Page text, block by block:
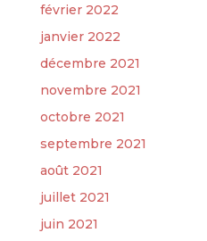
février 2022
janvier 2022
décembre 2021
novembre 2021
octobre 2021
septembre 2021
août 2021
juillet 2021
juin 2021